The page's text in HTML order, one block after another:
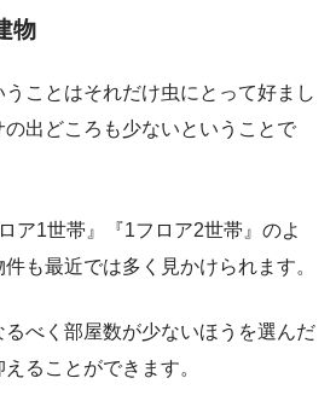
物
ことはそれだけ虫にとって好まし
出どころも少ないということで
ア1世帯』『1フロア2世帯』のよ
も最近では多く見かけられます。
べく部屋数が少ないほうを選んだ
ることができます。